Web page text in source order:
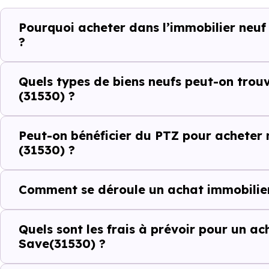
Ces prix varient selon la
programme. Notre moteur
Le parc résidentiel de
Avec 88.2 % de
indicateurs complémentaires
Acheter dans le
comparer au-
prix au
Pourquoi acheter dans l’immobilier
?
Quels types de biens neufs peut-on
(31530) ?
Peut-on bénéficier du PTZ pour
(31530) ?
Comment se déroule un achat
Quels sont les frais à prévoir pour un
Save(31530) ?